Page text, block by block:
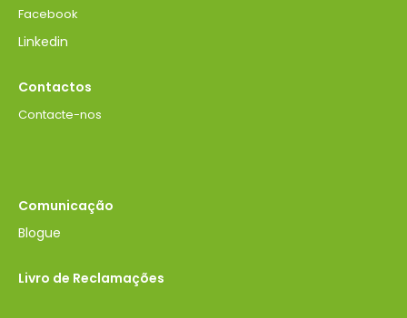
Facebook
Linkedin
Contactos
Contacte-nos
Comunicação
Blogue
Livro de Reclamações